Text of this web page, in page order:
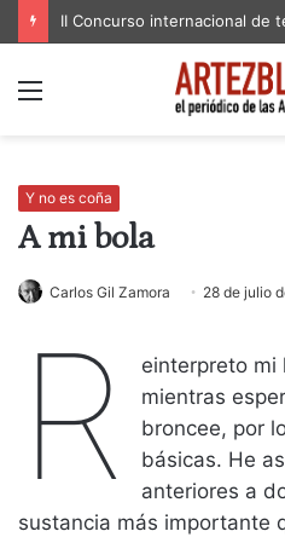
II Concurso internacional de
Menú
Y no es coña
A mi bola
Carlos Gil Zamora 28 de julio
R
einterpreto mi
mientras
broncee, por
básicas. He
anteriores a
sustancia más importante